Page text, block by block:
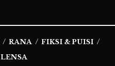
RANA
FIKSI & PUISI
LENSA